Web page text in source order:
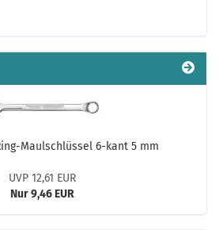
Maulschlüssel 6-kant 5 mm
UVP 12,61 EUR
Nur 9,46 EUR